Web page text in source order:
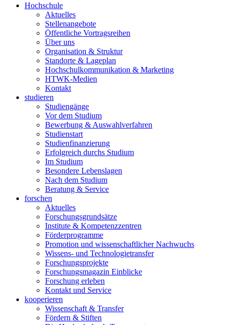
Hochschule
Aktuelles
Stellenangebote
Öffentliche Vortragsreihen
Über uns
Organisation & Struktur
Standorte & Lageplan
Hochschulkommunikation & Marketing
HTWK-Medien
Kontakt
studieren
Studiengänge
Vor dem Studium
Bewerbung & Auswahlverfahren
Studienstart
Studienfinanzierung
Erfolgreich durchs Studium
Im Studium
Besondere Lebenslagen
Nach dem Studium
Beratung & Service
forschen
Aktuelles
Forschungsgrundsätze
Institute & Kompetenzzentren
Förderprogramme
Promotion und wissenschaftlicher Nachwuchs
Wissens- und Technologietransfer
Forschungsprojekte
Forschungsmagazin Einblicke
Forschung erleben
Kontakt und Service
kooperieren
Wissenschaft & Transfer
Fördern & Stiften